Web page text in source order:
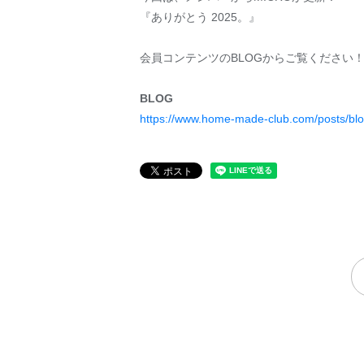
『ありがとう 2025。』
会員コンテンツのBLOGからご覧ください！
BLOG
https://www.home-made-club.com/posts/